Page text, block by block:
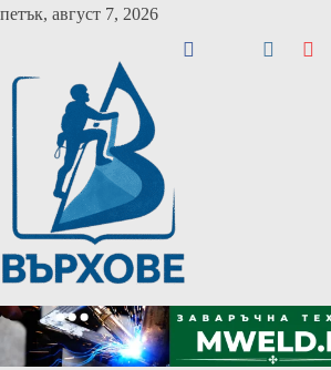
Skip
петък, август 7, 2026